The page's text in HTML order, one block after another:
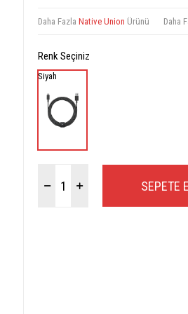
Daha Fazla Native Union Ürünü Daha
Renk Seçiniz
Siyah
SEPETE